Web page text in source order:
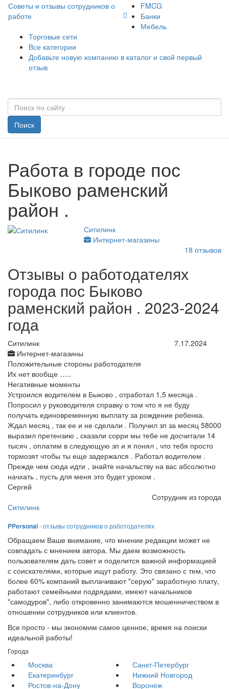
Советы и отзывы сотрудников о
работе
FMCG
Банки
Мебель
Торговые сети
Все категории
Добавьте новую компанию в каталог и свой первый
отзыв
Поиск
Работа в городе пос
Быково раменский
район .
Ситилинк
Интернет-магазины
18 отзывов
Отзывы о работодателях
города пос Быково
раменский район . 2023-2024
года
Ситилинк
Интернет-магазины
7.17.2024
Положительные стороны работодателя
Их нет вообще …..
Негативные моменты
Устроился водителем в Быково , отработал 1,5 месяца .
Попросил у руководителя справку о том что я не буду
получать единовременную выплату за рождение ребенка.
Ждал месяц , так ее и не сделали . Получил зп за месяц 58000
выразил претензию , сказали сорри мы тебе не досчитали 14
тысяч , оплатим в следующую зп и я понял , что тебя просто
тормозят чтобы ты еще задержался . Работал водителем .
Прежде чем сюда идти , знайте начальству на вас абсолютно
начхать , пусть для меня это будет уроком .
Сергей
Сотрудник из города
Ситилинк
PPersonal- отзывы сотрудников о работодателях
Обращаем Ваше внимание, что мнение редакции может не
совпадать с мнением автора. Мы даем возможность
пользователям дать совет и поделится важной информацией
с соискателями, которые ищут работу. Это связано с тем, что
более 60% компаний выплачивают "серую" заработную плату,
работают семейными подрядами, имеют начальников
"самодуров", либо откровенно занимаются мошенничеством в
отношении сотрудников или клиентов.
Все просто - мы экономим самое ценное, время на поиски
идеальной работы!
Города
Москва
Санкт-Петербург
Екатеринбург
Нижний Новгород
Ростов-на-Дону
Воронеж